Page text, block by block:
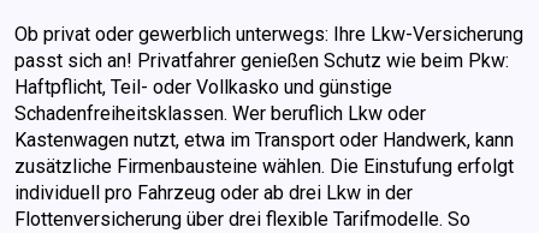
Ob privat oder gewerblich unterwegs: Ihre Lkw-Versicherung
passt sich an! Privatfahrer genießen Schutz wie beim Pkw:
Haftpflicht, Teil- oder Vollkasko und günstige
Schadenfreiheitsklassen. Wer beruflich Lkw oder
Kastenwagen nutzt, etwa im Transport oder Handwerk, kann
zusätzliche Firmenbausteine wählen. Die Einstufung erfolgt
individuell pro Fahrzeug oder ab drei Lkw in der
Flottenversicherung über drei flexible Tarifmodelle. So